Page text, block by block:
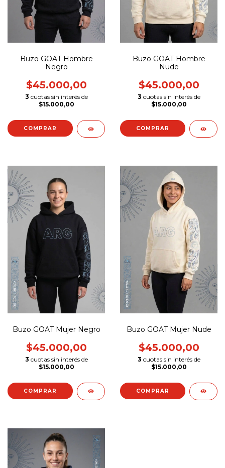
Buzo GOAT Hombre
Negro
$45.000,00
3 cuotas sin interés de
$15.000,00
COMPRAR
Buzo GOAT Hombre
Nude
$45.000,00
3 cuotas sin interés de
$15.000,00
COMPRAR
Buzo GOAT Mujer Negro
$45.000,00
3 cuotas sin interés de
$15.000,00
COMPRAR
Buzo GOAT Mujer Nude
$45.000,00
3 cuotas sin interés de
$15.000,00
COMPRAR